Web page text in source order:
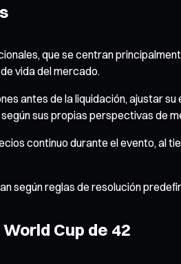
que se centran
vida del mercado.
antes de la liquidación, ajustar
sus propias perspectivas de
continuo durante el evento, al
según reglas de resolución
Cup de 42